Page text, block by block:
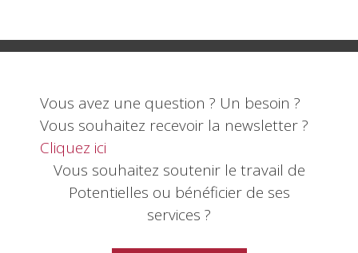
Vous avez une question ? Un besoin ?
Vous souhaitez recevoir la newsletter ?
Cliquez ici
Vous souhaitez soutenir le travail de
Potentielles ou bénéficier de ses
services ?